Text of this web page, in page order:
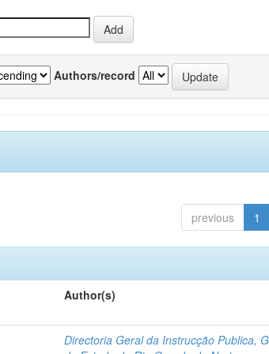
Authors/record
previous 1
Author(s)
Directoria Geral da Instrucção Publica,